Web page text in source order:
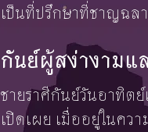
เป็นที่ปรึกษาที่ชาญฉล
กันย์ผู้สง่างามแ
ชายราศีกันย์วันอาทิต
เปิดเผย เมื่ออยู่ในคว